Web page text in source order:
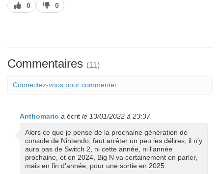
J’aime
0
J’aime
pas
0
Commentaires (11)
Connectez-vous pour commenter
Anthomario a écrit le 13/01/2022 à 23:37
Alors ce que je pense de la prochaine génération de
console de Nintendo, faut arrêter un peu les délires, il n'y
aura pas de Switch 2, ni cette année, ni l'année
prochaine, et en 2024, Big N va certainement en parler,
mais en fin d'année, pour une sortie en 2025.